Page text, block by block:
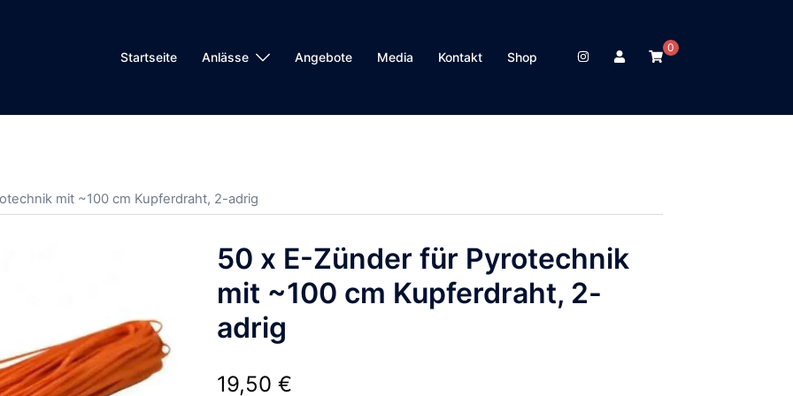
Startseite Anlässe Angebote Media Kontakt Shop
0
mit ~100 cm Kupferdraht, 2-adrig
50 x E-Zünder für Pyrotechnik
mit ~100 cm Kupferdraht, 2-
adrig
19,50 €